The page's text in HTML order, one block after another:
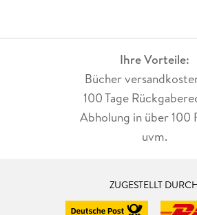
Ihre Vorteile:
Bücher
100 Tage
Abholung in über 100
uvm.
ZUGESTELLT